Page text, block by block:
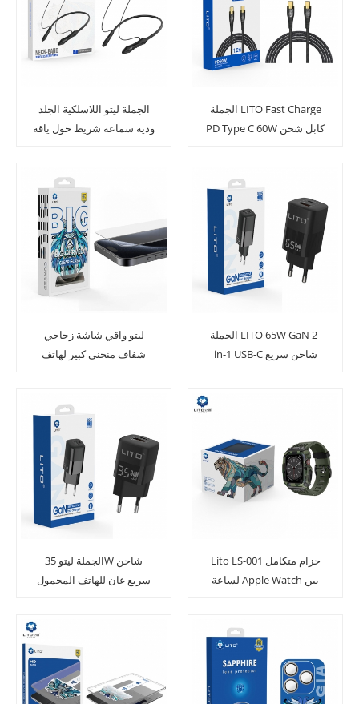
الجملة ليتو اللاسلكية الجلد
ودية سماعة شريط حول ياقة
الجملة LITO Fast Charge
PD Type C 60W كابل شحن
ليتو واقي شاشة زجاجي
شفاف منحني كبير لهاتف
الجملة LITO 65W GaN 2-
in-1 USB-C شاحن سريع
الجملة ليتو 35W شاحن
سريع غان للهاتف المحمول
Lito LS-001 حزام متكامل
لساعة Apple Watch بين